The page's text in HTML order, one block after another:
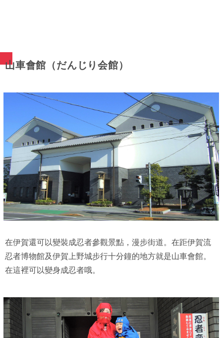
山車會館（だんじり会館）
在伊賀還可以變裝成忍者參觀景點，漫步街道。在距伊賀流
忍者博物館及伊賀上野城步行十分鐘的地方就是山車會館。
在這裡可以變身成忍者哦。